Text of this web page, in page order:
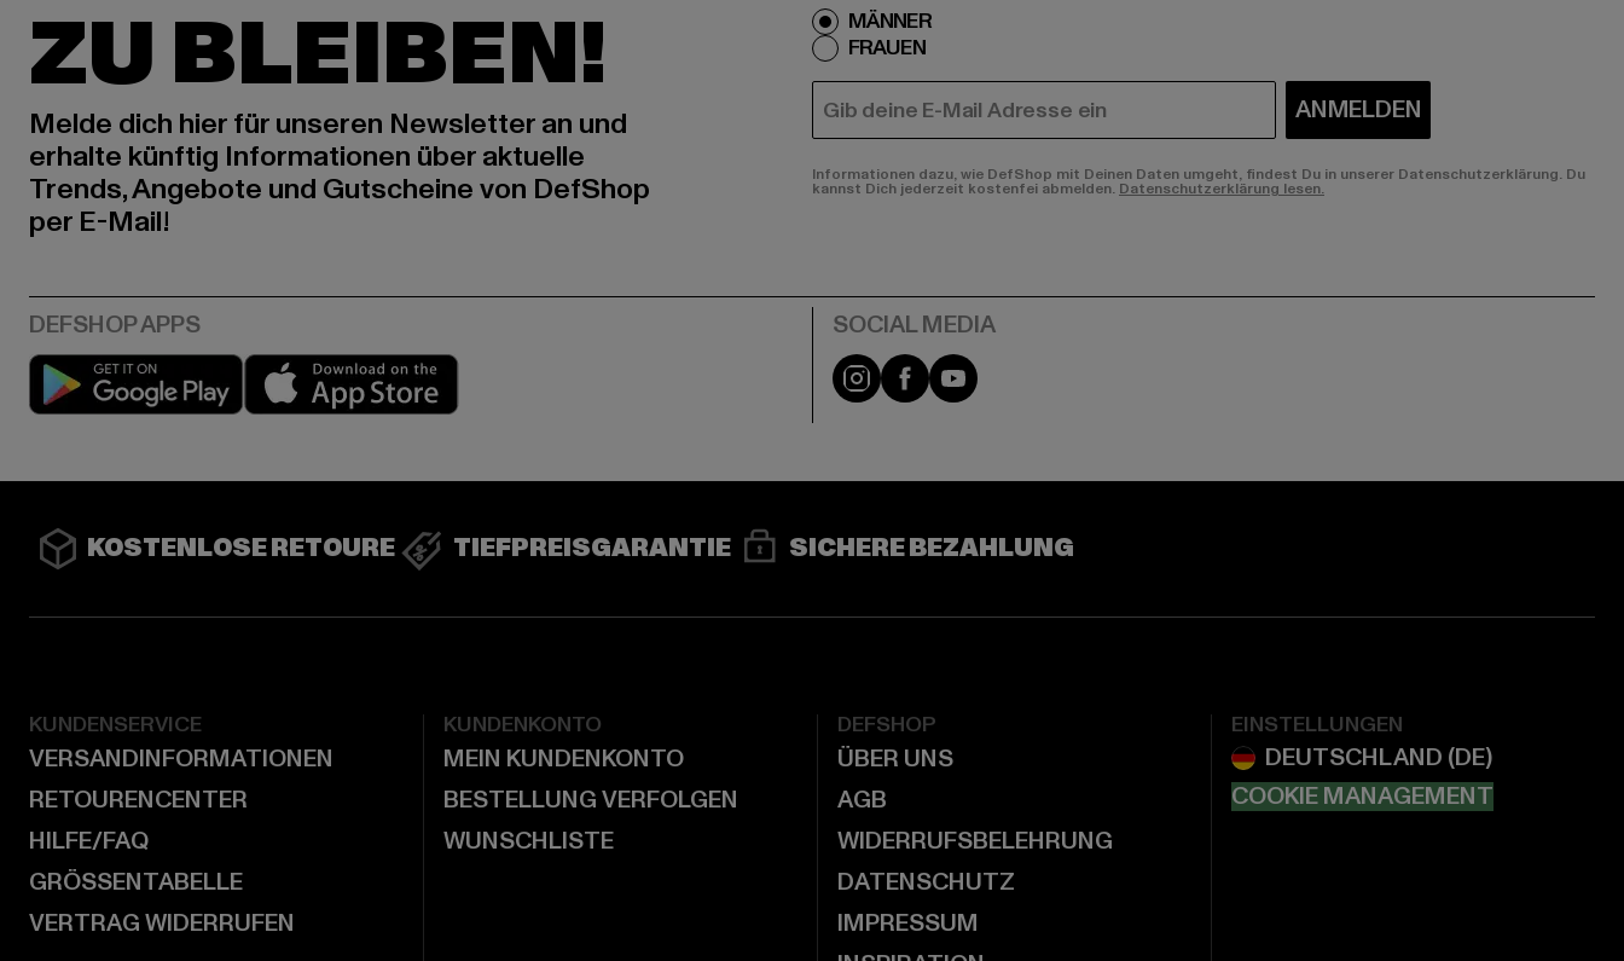
ZU BLEIBEN!
Melde dich hier für unseren Newsletter an und
erhalte künftig Informationen über aktuelle
Trends, Angebote und Gutscheine von DefShop
per E-Mail!
MÄNNER
FRAUEN
E-MAIL ANMELDEN
Informationen dazu, wie DefShop mit Deinen Daten umgeht, findest Du in unserer Datenschutzerklärung. Du
kannst Dich jederzeit kostenfei abmelden. Datenschutzerklärung lesen.
Play market Instagram
FacebookYouTube
KOSTENLOSE RETOURE TIEFPREISGARANTIE SICHERE BEZAHLUNG
KUNDENSERVICE
VERSANDINFORMATIONEN
RETOURENCENTER
HILFE/FAQ
GRÖSSENTABELLE
VERTRAG WIDERRUFEN
KUNDENKONTO
MEIN KUNDENKONTO
BESTELLUNG VERFOLGEN
WUNSCHLISTE
DEFSHOP
ÜBER UNS
AGB
WIDERRUFSBELEHRUNG
DATENSCHUTZ
IMPRESSUM
EINSTELLUNGEN
COOKIE MANAGEMENT